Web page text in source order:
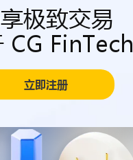
极致交易
CG FinTech
立即注册